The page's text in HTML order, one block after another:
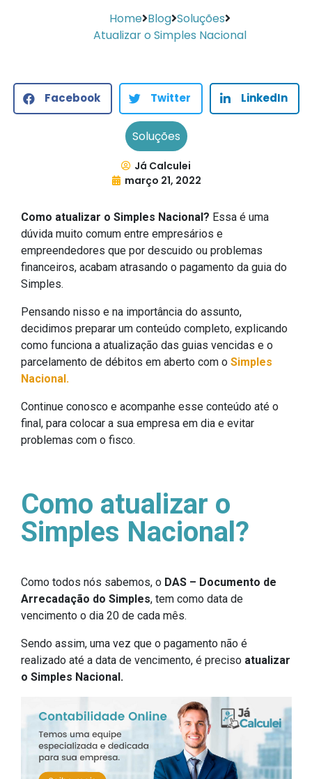
Home Blog Soluções
Atualizar o Simples Nacional
Facebook Twitter LinkedIn
Soluções
Já Calculei
março 21, 2022
Como atualizar o Simples Nacional? Essa é uma
dúvida muito comum entre empresários e
empreendedores que por descuido ou problemas
financeiros, acabam atrasando o pagamento da guia do
Simples.
Pensando nisso e na importância do assunto,
decidimos preparar um conteúdo completo, explicando
como funciona a atualização das guias vencidas e o
parcelamento de débitos em aberto com o Simples
Nacional.
Continue conosco e acompanhe esse conteúdo até o
final, para colocar a sua empresa em dia e evitar
problemas com o fisco.
Como atualizar o
Simples Nacional?
Como todos nós sabemos, o DAS – Documento de
Arrecadação do Simples, tem como data de
vencimento o dia 20 de cada mês.
Sendo assim, uma vez que o pagamento não é
realizado até a data de vencimento, é preciso atualizar
o Simples Nacional.